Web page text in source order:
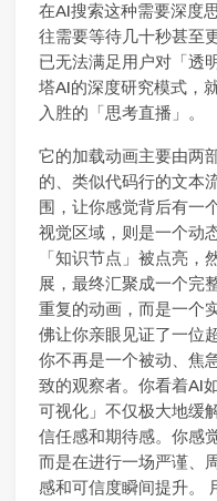
在AI搜索这种需要深度
往需要等待几十秒甚至
已无法满足用户对「透
塔AI的深度研究模式，
入胜的「思考直播」。
它的加载动画主要由两
的、类似代码行的文本
围，让你感觉背后有一
视觉区域，则是一个动
「知识节点」被点亮
展，最终汇聚成一个完
重复的动画，而是一个
佛让你亲眼见证了一位
你不再是一个被动、焦
致的观察者。你看着AI
可视化」不仅极大地缓
信任感和期待感。你感
而是在进行一场严谨、
感和可信度瞬间提升。